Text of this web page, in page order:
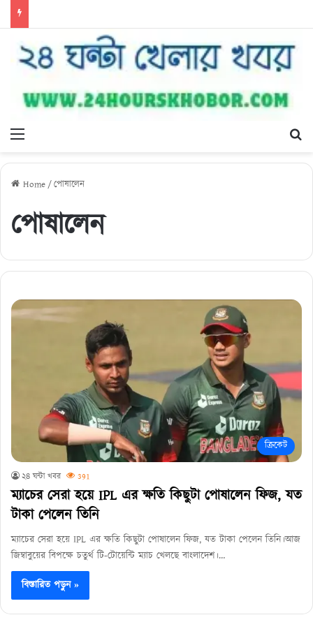
Menu
Home/পোষালেন
পোষালেন
ক্রিকেট
২৪ ঘন্টা খবর 391
ম্যাচের সেরা হয়ে IPL এর ক্ষতি কিছুটা পোষালেন ফিজ, যত
টাকা পেলেন তিনি
ম্যাচের সেরা হয়ে IPL এর ক্ষতি কিছুটা পোষালেন ফিজ, যত টাকা পেলেন তিনি।আজ
জিম্বাবুয়ের বিপক্ষে চতুর্থ টি-টোয়েন্টি ম্যাচ খেলছে বাংলাদেশ।…
বিস্তারিত পড়ুন »